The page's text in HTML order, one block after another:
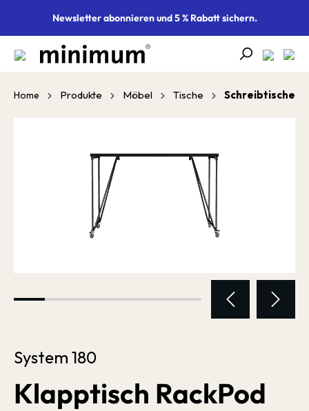
springenNewsletter abonnieren und 5 % Rabatt sichern.
Home Produkte Möbel Tische Schreibtische
System 180
Klapptisch RackPod